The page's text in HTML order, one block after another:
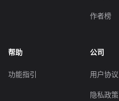
作者榜
帮助
功能指引
公司
用户协议
隐私政策